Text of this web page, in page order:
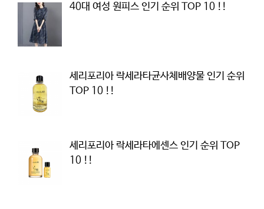
40대 여성 원피스 인기 순위 TOP 10 !!
세리포리아 락세라타균사체배양물 인기 순위
TOP 10 !!
세리포리아 락세라타에센스 인기 순위 TOP
10 !!